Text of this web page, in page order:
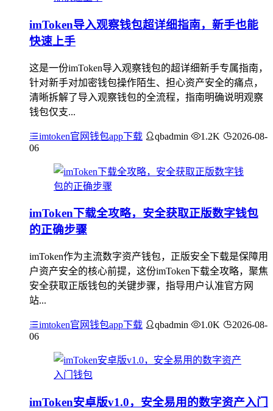
imToken导入观察钱包超详细指南，新手也能
快速上手
这是一份imToken导入观察钱包的超详细新手专属指南，
针对新手对加密钱包操作陌生、担心资产安全的痛点，
清晰拆解了导入观察钱包的全流程，指南明确说明观察
钱包仅支...
imtoken官网钱包app下载 qbadmin 1.2K
2026-08-
06
imToken下载全攻略，安全获取正版数字钱包
的正确步骤
imToken作为主流数字资产钱包，正版安全下载是保障用
户资产安全的核心前提，这份imToken下载全攻略，聚焦
安全获取正版钱包的关键步骤，指导用户认准官方网
站...
imtoken官网钱包app下载 qbadmin 1.0K
2026-08-
06
imToken安卓版v1.0，安全易用的数字资产入门